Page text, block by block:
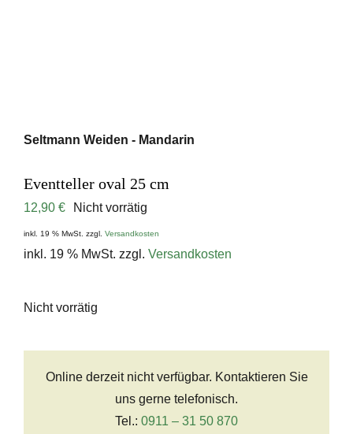
Seltmann Weiden - Mandarin
Eventteller oval 25 cm
12,90 € Nicht vorrätig
inkl. 19 % MwSt. zzgl. Versandkosten
inkl. 19 % MwSt. zzgl. Versandkosten
Nicht vorrätig
Online derzeit nicht verfügbar. Kontaktieren Sie
uns gerne telefonisch.
Tel.: 0911 – 31 50 870